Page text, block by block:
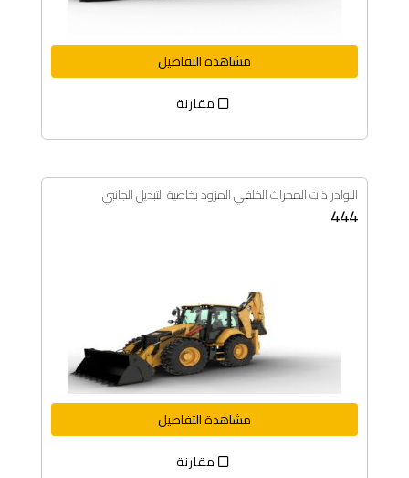
مشاهدة التفاصيل
مقارنة
اللوادر ذات المحراث الخلفي المزود بخاصية التبديل الجانبي
444
مشاهدة التفاصيل
مقارنة